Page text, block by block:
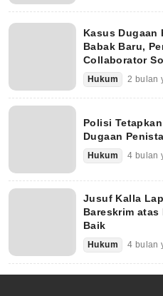
Kasus Dugaan
Babak Baru,
Collaborator
Titik Balik
Hukum 2 bulan
Polisi
Dugaan
Hukum 4 bulan
Jusuf Kalla
Bareskrim atas
Baik
Hukum 4 bulan